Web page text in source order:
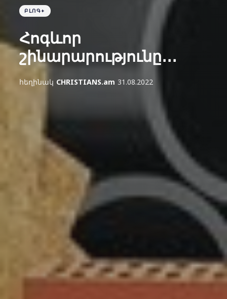
ԲԼՈԳ+
Հոգևոր
շինարարությունը․․․
հեղինակ CHRISTIANS.am 31.08.2022